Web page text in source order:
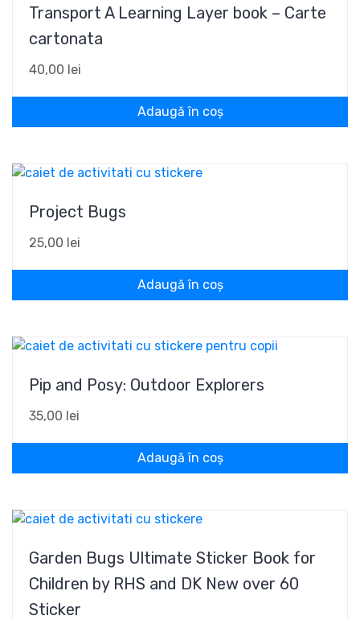
Transport A Learning Layer book – Carte
cartonata
40,00 lei
Adaugă în coș
Project Bugs
25,00 lei
Adaugă în coș
Pip and Posy: Outdoor Explorers
35,00 lei
Adaugă în coș
Garden Bugs Ultimate Sticker Book for
Children by RHS and DK New over 60
Sticker